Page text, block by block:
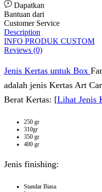
Dapatkan
Bantuan dari
Customer Service
Description
INFO PRODUK CUSTOM
Reviews (0)
Jenis Kertas untuk Box
adalah jenis Kertas Art
Berat Kertas: [Lihat Jenis
250 gr
310gr
350 gr
400 gr
Jenis finishing:
Standar Biasa